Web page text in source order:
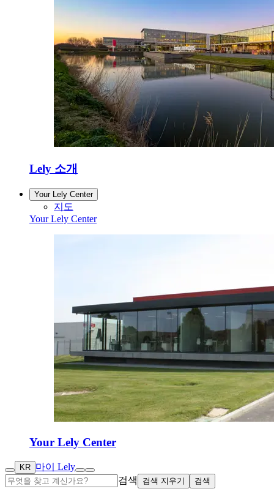
Lely 소개
Your Lely Center
지도
Your Lely Center
Your Lely Center
KR 마이 Lely
검색
검색 지우기 검색